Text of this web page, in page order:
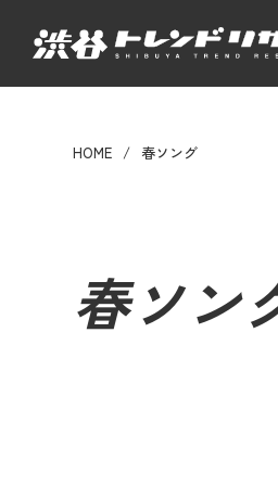
HOME 春ソング
春ソン